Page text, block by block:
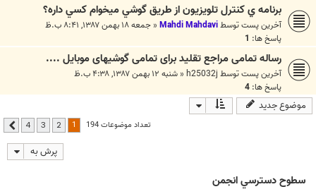
برنامه ي كنترل تلويزيون از طريق گوشي ميخوام كسي داره؟
آخرین پست توسطMahdi Mahdavi
« جمعه ۱۸ بهمن ۱۳۸۷, ۸:۴۱ ب.ظ
پاسخ ها: 1
رساله تمامی مراجع تقلید برای تمامی گوشیهای موبایل ....
آخرین پست توسطh25032j
« شنبه ۱۲ بهمن ۱۳۸۷, ۴:۳۸ ب.ظ
پاسخ ها: 4
موضوع جدید
تعداد موضوعات 194 2
3
4 بعدی
پرش به
سطوح دسترسي انجمن